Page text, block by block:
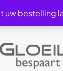
uw bestelling